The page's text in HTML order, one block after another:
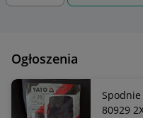
Ogłoszenia
80929